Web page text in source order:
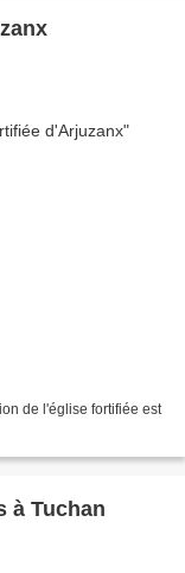
de l'église fortifiée est
à Tuchan